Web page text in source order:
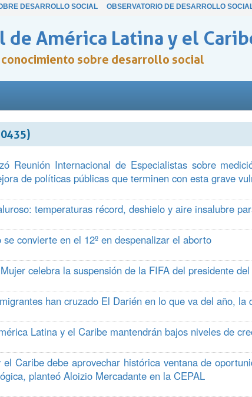
DESARROLLO SOCIAL OBSERVATORIO DE DESARROLLO
de América Latina y el
sobre desarrollo social
Reunión Internacional de Especialistas sobre
de políticas públicas que terminen con esta grave
temperaturas récord, deshielo y aire insalubre
se convierte en el 12º en despenalizar el aborto
celebra la suspensión de la FIFA del presidente
han cruzado El Darién en lo que va del año, la
Latina y el Caribe mantendrán bajos niveles de
Caribe debe aprovechar histórica ventana de
planteó Aloizio Mercadante en la CEPAL